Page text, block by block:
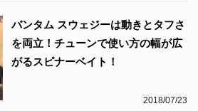
2018/07/23
バンタム スウェジーは動きとタフさ
を両立！チューンで使い方の幅が広
がるスピナーベイト！